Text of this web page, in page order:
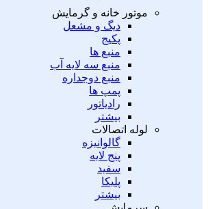
موتور خانه و گرمایش
دیگ و مشعل
پکیج
منبع ها
منبع سه لایه آب
منبع دوجداره
پمپ ها
رادیاتور
بیشتر
لوله اتصالات
گالوانیزه
پنج لایه
سفید
پلیکا
بیشتر